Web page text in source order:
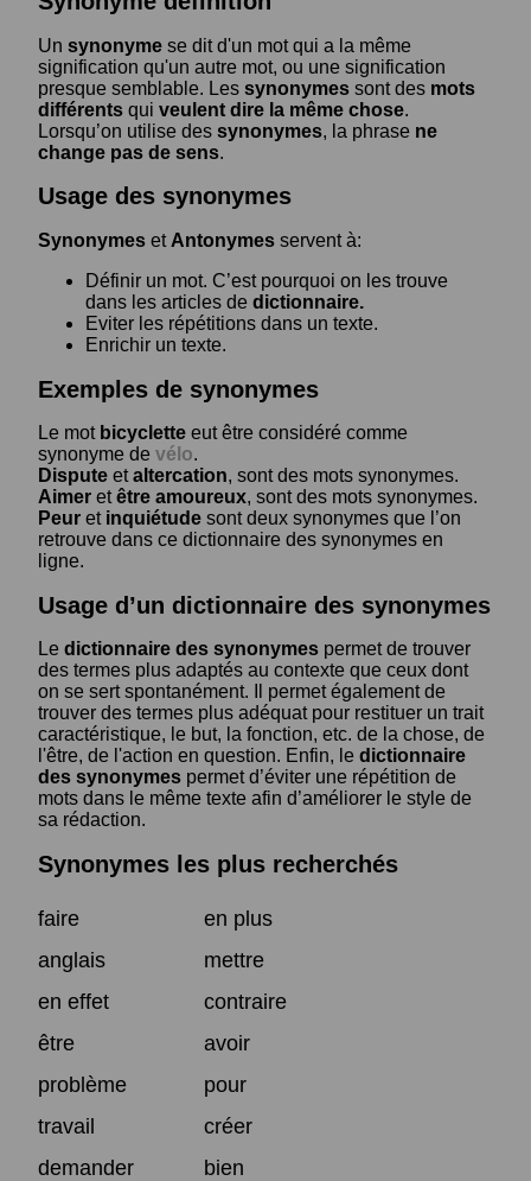
Un synonyme se dit d'un mot qui a la même
signification qu'un autre mot, ou une signification
presque semblable. Les synonymes sont des mots
différents qui veulent dire la même chose.
Lorsqu’on utilise des synonymes, la phrase ne
change pas de sens.
Usage des synonymes
Synonymes et Antonymes servent à:
Définir un mot. C’est pourquoi on les trouve
dans les articles de dictionnaire.
Eviter les répétitions dans un texte.
Enrichir un texte.
Exemples de synonymes
Le mot bicyclette eut être considéré comme
synonyme de vélo.
Dispute etaltercation, sont des mots synonymes.
Aimer etêtre amoureux, sont des mots synonymes.
Peur et inquiétude sont deux synonymes que l’on
retrouve dans ce dictionnaire des synonymes en
ligne.
Usage d’un dictionnaire des synonymes
Le dictionnaire des synonymes permet de trouver
des termes plus adaptés au contexte que ceux dont
on se sert spontanément. Il permet également de
trouver des termes plus adéquat pour restituer un trait
caractéristique, le but, la fonction, etc. de la chose, de
l'être, de l'action en question. Enfin, le dictionnaire
des synonymes permet d’éviter une répétition de
mots dans le même texte afin d’améliorer le style de
sa rédaction.
Synonymes les plus recherchés
faire
en plus
anglais
mettre
en effet
contraire
être
avoir
problème
pour
travail
créer
demander
bien